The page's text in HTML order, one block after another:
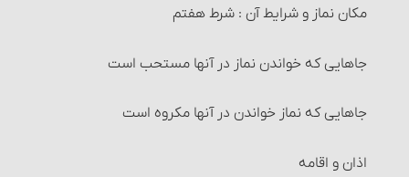
نصاب غلّات چهارگانه‏
زمان پرداخت زکات‏
احکام تصرّف و معامله در زکات
زکات و دِین‏
شرایط اعتکاف‏
اعتکاف و احکام آن
3- آفتاب‏
4- استحاله
5- انتقال
7- تبعیت
اقسام قتل و احکام آنها
راههای اثبات قتل‏
کفّارۀ قتل
دیه و انواع آن‏
مکان نماز و شرایط آن : شرط هفتم
جاهایی که خواندن نماز در آنها مستحب است
جاهایی که نماز خواندن در آنها مکروه است
اذان و اقامه